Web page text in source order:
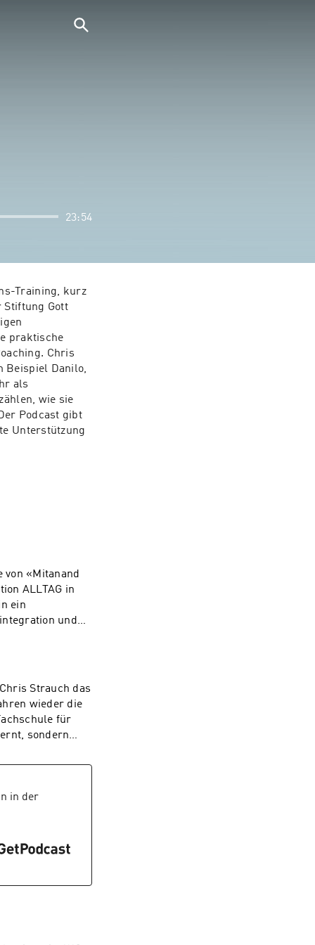
23:54
Training, kurz
Stiftung Gott
praktische
Chris
Beispiel Danilo,
als
wie sie
Podcast gibt
Unterstützung
von «Mitanand
ALLTAG in
ein
und
Beim
Köchin
Dabei geht es
zu
zu
spricht mit
Strauch das
wieder die
für
sondern
Und wer
seit über zwei
das
zu Wort, die
in der